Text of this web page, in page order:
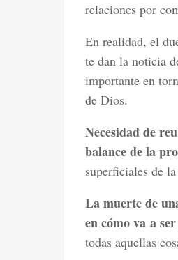
relaciones por
En realidad, el
te dan la noticia
importante en
de Dios.
Necesidad de
balance de la
superficiales de
La muerte de
en cómo va a
todas aquellas